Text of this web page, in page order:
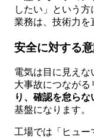
したい」という
業務は、技術力を
安全に対する
電気は目に見え
大事故につながる
り、確認を怠らな
基盤になります。
工場では「ヒュー